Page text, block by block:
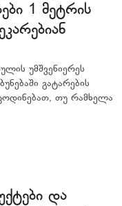
1 მეტრის
უმშვენიერეს
გატარების
თუ რამხელა
და